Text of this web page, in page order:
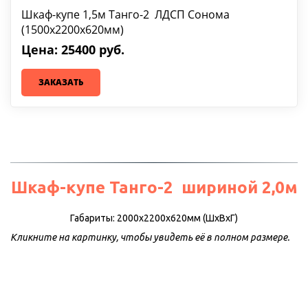
Шкаф-купе 1,5м Танго-2 ЛДСП Сонома
(1500х2200х620мм)
Цена: 25400 руб.
ЗАКАЗАТЬ
Шкаф-купе Танго-2  шириной 2,0м
Габариты: 2000х2200х620мм (ШхВхГ)
Кликните на картинку, чтобы увидеть её в полном размере.